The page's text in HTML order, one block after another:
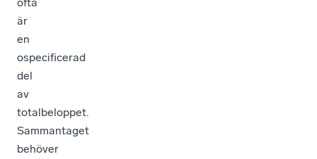
är
en
ospecificerad
del
av
totalbeloppet.
Sammantaget
behöver